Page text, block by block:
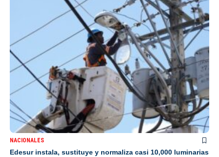
NACIONALES
Edesur instala, sustituye y normaliza casi 10,000 luminarias